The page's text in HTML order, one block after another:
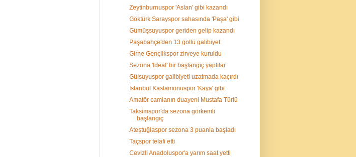
Zeytinburnuspor 'Aslan' gibi kazandı
Göktürk Sarayspor sahasında 'Paşa' gibi
Gümüşsuyuspor geriden gelip kazandı
Paşabahçe'den 13 gollü galibiyet
Girne Gençlikspor zirveye kuruldu
Sezona 'İdeal' bir başlangıç yaptılar
Gülsuyuspor galibiyeti uzatmada kaçırdı
İstanbul Kastamonuspor 'Kaya' gibi
Amatör camianın duayeni Mustafa Türlü
Taksimspor'da sezona görkemli
başlangıç
Ateştuğlaspor sezona 3 puanla başladı
Taçspor telafi etti
Cevizli Anadoluspor'a yarım saat yetti